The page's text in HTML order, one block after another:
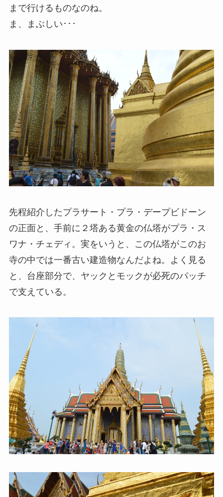
まで行けるものなのね。
ま、まぶしい･･･
先程紹介したプラサート・プラ・デープビドーン
の正面と、手前に２塔ある黄金の仏塔がプラ・ス
ワナ・チェディ。実をいうと、この仏塔がこのお
寺の中では一番古い建造物なんだよね。よく見る
と、台座部分で、ヤックとモックが必死のパッチ
で支えている。